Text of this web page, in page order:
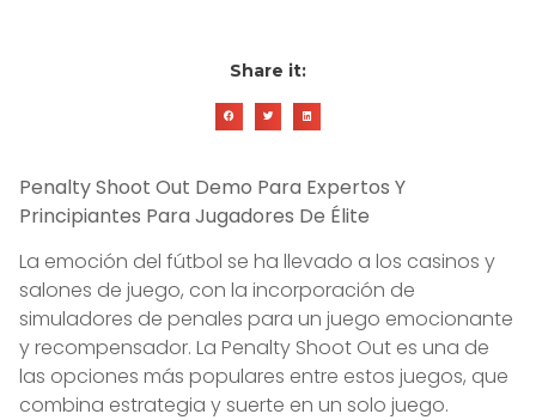
Share it:
Penalty Shoot Out Demo Para Expertos Y
Principiantes Para Jugadores De Élite
La emoción del fútbol se ha llevado a los casinos y
salones de juego, con la incorporación de
simuladores de penales para un juego emocionante
y recompensador. La Penalty Shoot Out es una de
las opciones más populares entre estos juegos, que
combina estrategia y suerte en un solo juego.